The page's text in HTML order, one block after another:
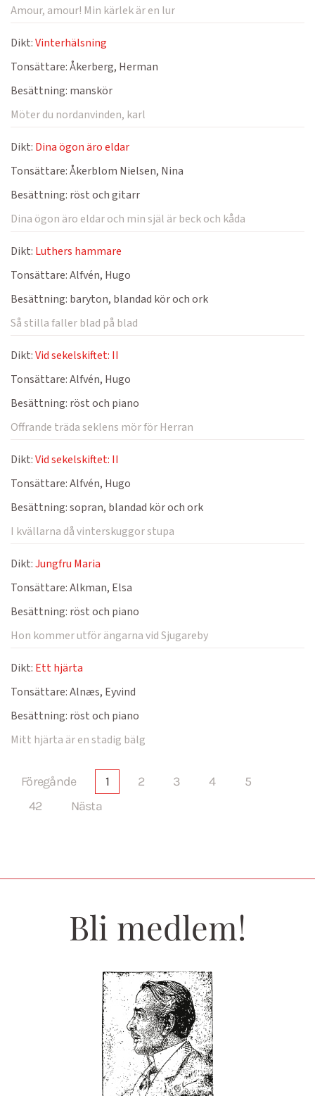
Amour, amour! Min kärlek är en lur
Dikt:Vinterhälsning
Tonsättare:Åkerberg, Herman
Besättning: manskör
Möter du nordanvinden, karl
Dikt: Dina ögon äro eldar
Tonsättare:Åkerblom Nielsen, Nina
Besättning: röst och gitarr
Dina ögon äro eldar och min själ är beck och kåda
Dikt: Luthers hammare
Tonsättare:Alfvén, Hugo
Besättning: baryton, blandad kör och ork
Så stilla faller blad på blad
Dikt:Vid sekelskiftet: II
Tonsättare:Alfvén, Hugo
Besättning: röst och piano
Offrande träda seklens mör för Herran
Dikt:Vid sekelskiftet: II
Tonsättare:Alfvén, Hugo
Besättning:sopran, blandad kör och ork
I kvällarna då vinterskuggor stupa
Dikt:Jungfru Maria
Tonsättare:Alkman, Elsa
Besättning: röst och piano
Hon kommer utför ängarna vid Sjugareby
Dikt: Ett hjärta
Tonsättare:Alnæs, Eyvind
Besättning: röst och piano
Mitt hjärta är en stadig bälg
Föregånde 1 2 3 4
5
42
Nästa
Bli medlem!